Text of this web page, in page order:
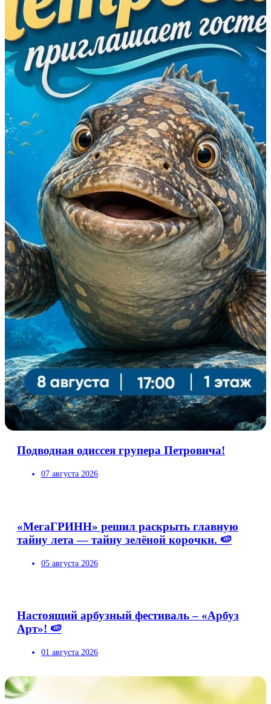
Подводная одиссея групера Петровича!
07 августа 2026
«МегаГРИНН» решил раскрыть главную
тайну лета — тайну зелёной корочки. 🍉
05 августа 2026
Настоящий арбузный фестиваль – «Арбуз
Арт»! 🍉
01 августа 2026